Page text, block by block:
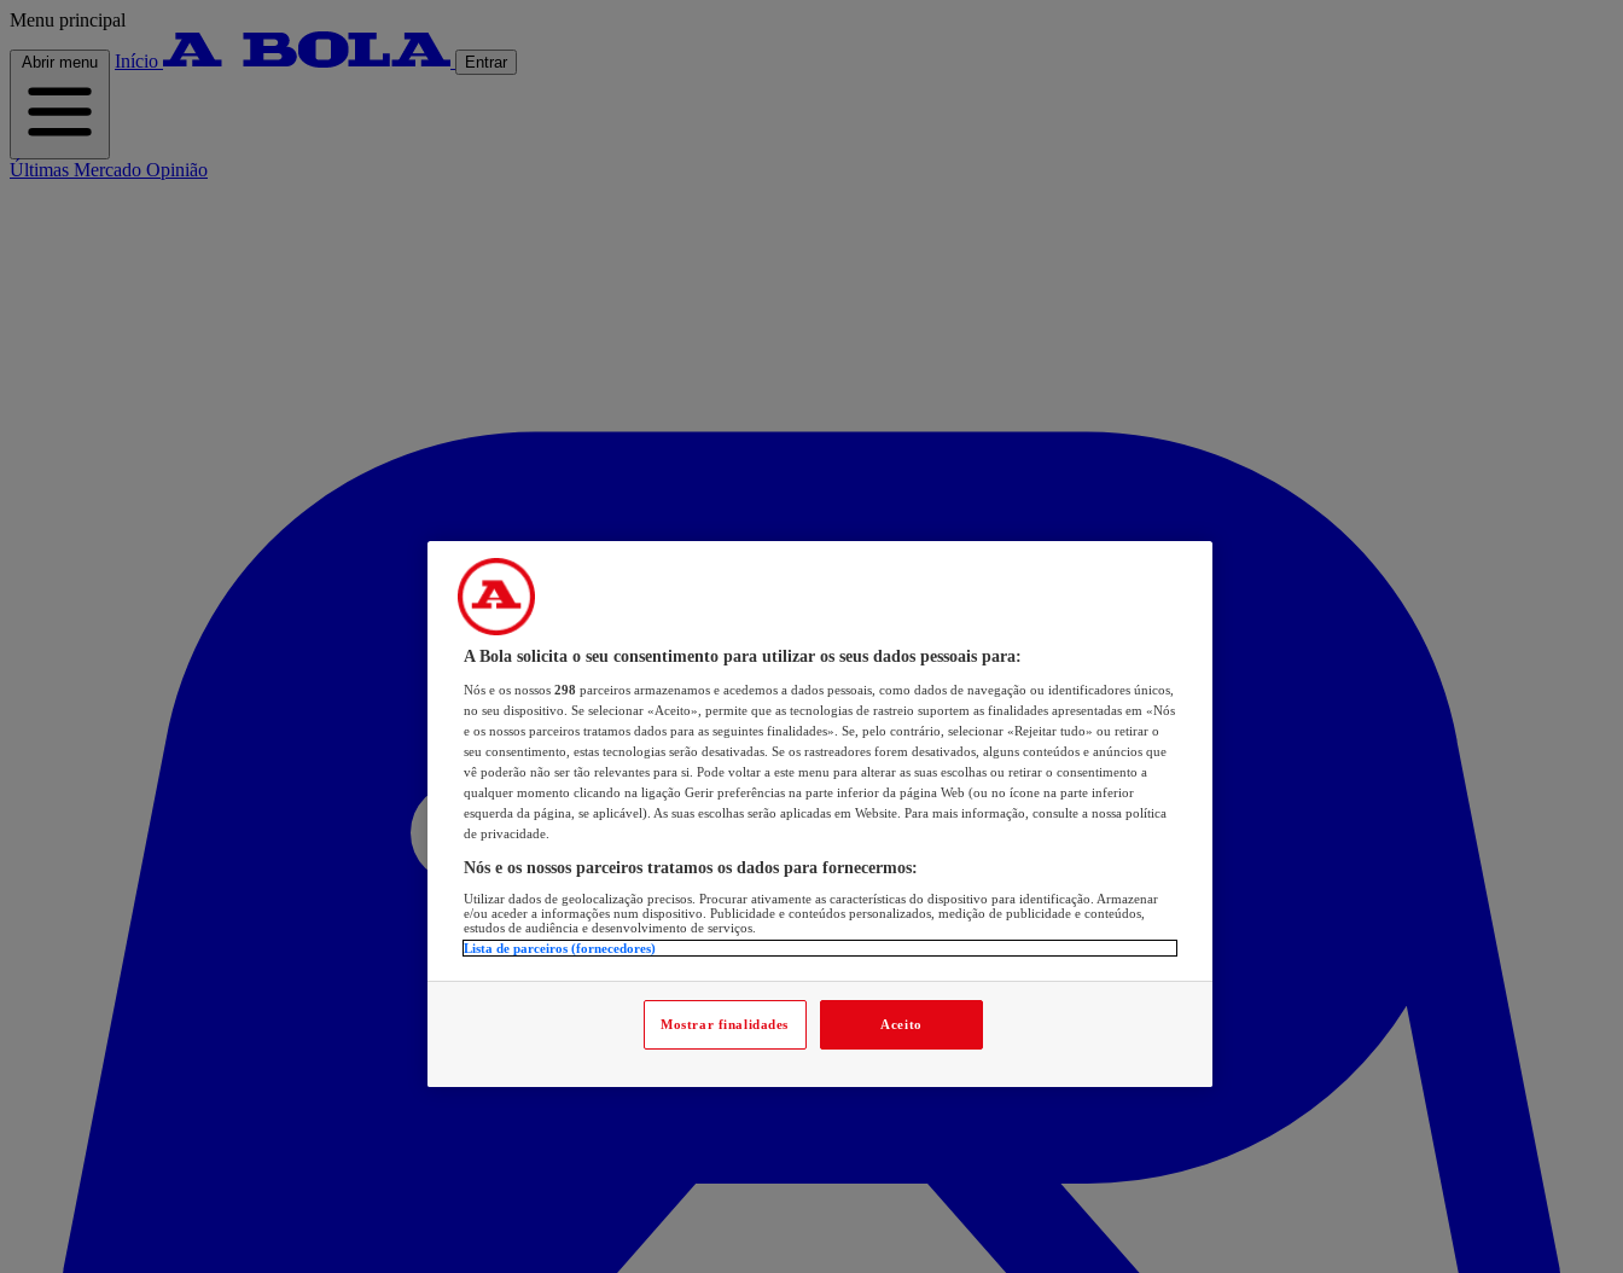
Menu principal
Abrir menu Início Entrar
Últimas Mercado Opinião
A Bola solicita o seu consentimento para utilizar os seus dados pessoais para:
Nós e os nossos 298 parceiros armazenamos e acedemos a dados pessoais, como dados de navegação ou identificadores únicos,
no seu dispositivo. Se selecionar «Aceito», permite que as tecnologias de rastreio suportem as finalidades apresentadas em «Nós
e os nossos parceiros tratamos dados para as seguintes finalidades». Se, pelo contrário, selecionar «Rejeitar tudo» ou retirar o
seu consentimento, estas tecnologias serão desativadas. Se os rastreadores forem desativados, alguns conteúdos e anúncios que
vê poderão não ser tão relevantes para si. Pode voltar a este menu para alterar as suas escolhas ou retirar o consentimento a
qualquer momento clicando na ligação Gerir preferências na parte inferior da página Web (ou no ícone na parte inferior
esquerda da página, se aplicável). As suas escolhas serão aplicadas em Website. Para mais informação, consulte a nossa política
de privacidade.
Nós e os nossos parceiros tratamos os dados para fornecermos:
Utilizar dados de geolocalização precisos. Procurar ativamente as características do dispositivo para identificação. Armazenar
e/ou aceder a informações num dispositivo. Publicidade e conteúdos personalizados, medição de publicidade e conteúdos,
estudos de audiência e desenvolvimento de serviços.
Lista de parceiros (fornecedores)
Mostrar finalidades Aceito